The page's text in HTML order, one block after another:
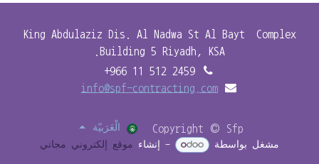
King Abdulaziz Dis. Al Nadwa St Al Bayt Complex
Building 5 Riyadh, KSA.
+966 11 512 2459
info@spf-contracting.com
Copyright © Sfp
الْعَرَبيّة
مشغل بواسطة
- إنشاء موقع إلكتروني مجاني